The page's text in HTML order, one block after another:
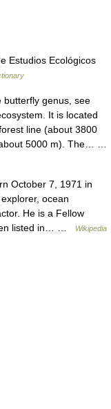
Estudios Ecológicos
genus, see
It is located
line (about 3800
5000 m). The… …
October 7, 1971 in
ocean
He is a Fellow
listed in… …
Wikipedia